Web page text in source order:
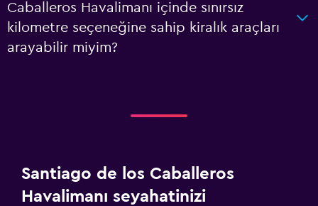
Caballeros Havalimanı içinde sınırsız
kilometre seçeneğine sahip kiralık araçları
arayabilir miyim?
Santiago de los Caballeros
Havalimanı seyahatinizi